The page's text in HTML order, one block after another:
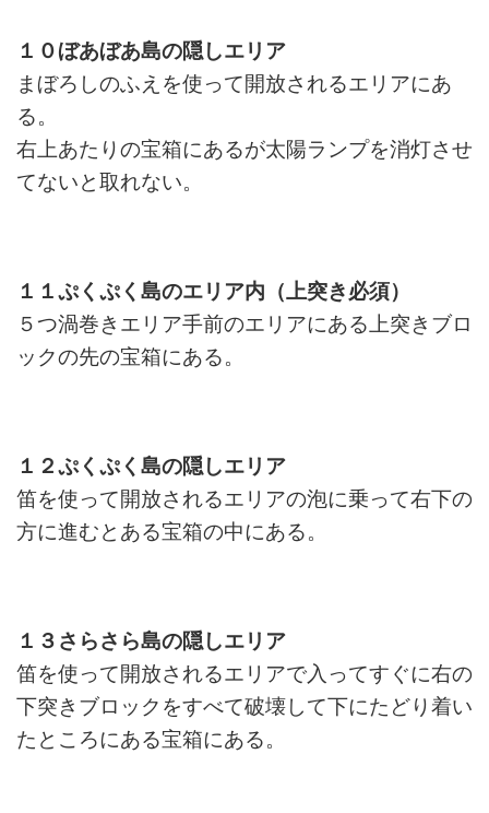
１０ぼあぼあ島の隠しエリア
まぼろしのふえを使って開放されるエリアにあ
る。
右上あたりの宝箱にあるが太陽ランプを消灯させ
てないと取れない。
１１ぷくぷく島のエリア内（上突き必須）
５つ渦巻きエリア手前のエリアにある上突きブロ
ックの先の宝箱にある。
１２ぷくぷく島の隠しエリア
笛を使って開放されるエリアの泡に乗って右下の
方に進むとある宝箱の中にある。
１３さらさら島の隠しエリア
笛を使って開放されるエリアで入ってすぐに右の
下突きブロックをすべて破壊して下にたどり着い
たところにある宝箱にある。